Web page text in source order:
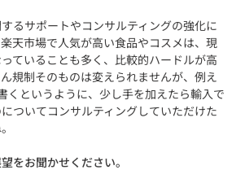
るサポートやコンサルティングの強化に
天市場で人気が高い食品やコスメは、現
ていることも多く、比較的ハードルが高
規制そのものは変えられませんが、例え
くというように、少し手を加えたら輸入で
ついてコンサルティングしていただけた
をお聞かせください。